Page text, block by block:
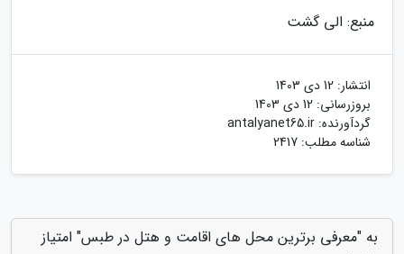
منبع: الی گشت
انتشار: 12 دی 1403
بروزرسانی: 12 دی 1403
گردآورنده: antalyanet65.ir
شناسه مطلب: 2417
به "معرفی برترین محل های اقامت و هتل در طبس" امتیاز